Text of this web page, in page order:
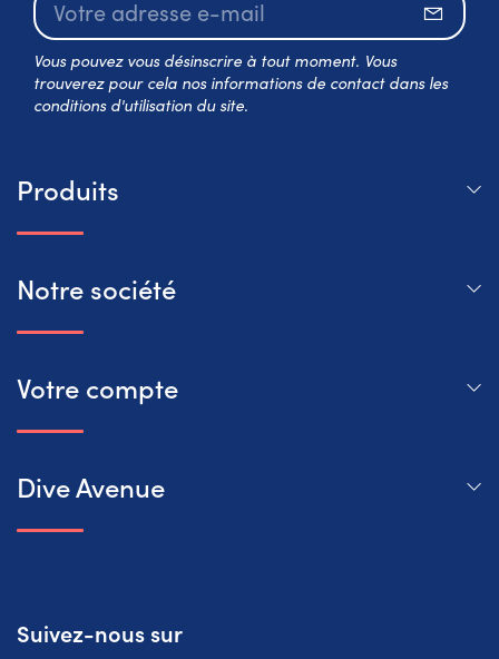
Vous pouvez vous désinscrire à tout moment. Vous
trouverez pour cela nos informations de contact dans les
conditions d'utilisation du site.
Produits
Notre société
Votre compte
Dive Avenue
Suivez-nous sur